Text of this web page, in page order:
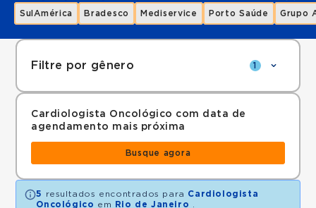
SulAmérica Bradesco Mediservice Porto Saúde Grupo
Filtre por gênero 1
Cardiologista Oncológico com data de
agendamento mais próxima
Busque agora
5 resultados encontrados para Cardiologista
Oncológico em Rio de Janeiro